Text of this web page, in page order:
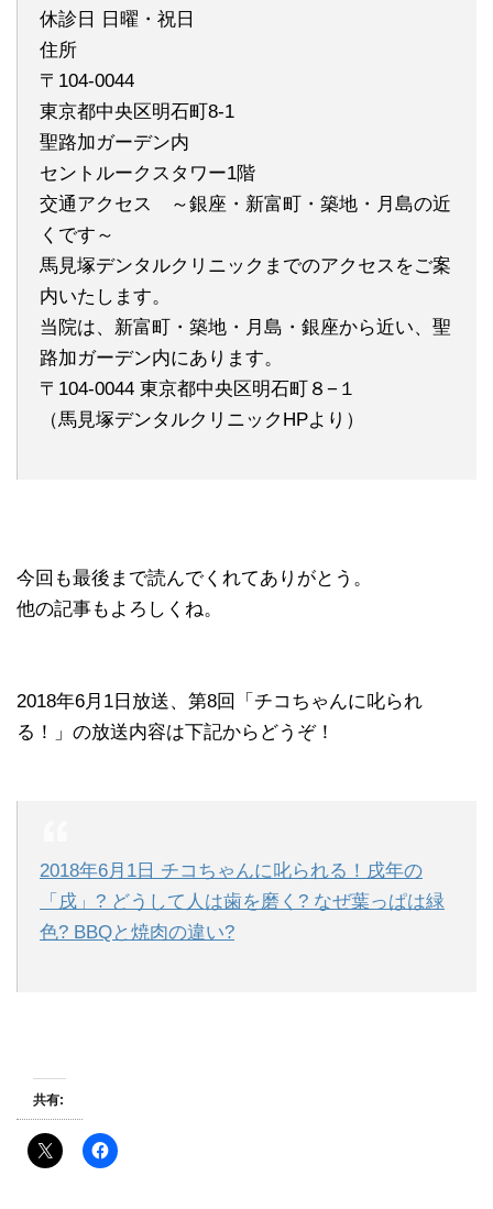
休診日 日曜・祝日
住所
〒104-0044
東京都中央区明石町8-1
聖路加ガーデン内
セントルークスタワー1階
交通アクセス ～銀座・新富町・築地・月島の近
くです～
馬見塚デンタルクリニックまでのアクセスをご案
内いたします。
当院は、新富町・築地・月島・銀座から近い、聖
路加ガーデン内にあります。
〒104-0044 東京都中央区明石町８−１
（馬見塚デンタルクリニックHPより）
今回も最後まで読んでくれてありがとう。
他の記事もよろしくね。
2018年6月1日放送、第8回「チコちゃんに叱られ
る！」の放送内容は下記からどうぞ！
2018年6月1日 チコちゃんに叱られる！戌年の
「戌」? どうして人は歯を磨く? なぜ葉っぱは緑
色? BBQと焼肉の違い?
共有: